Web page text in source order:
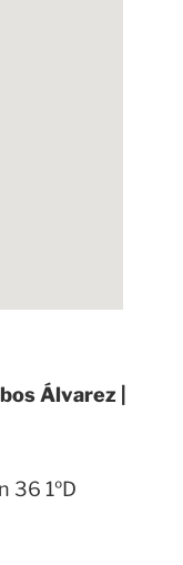
for google map
Álvarez |
36 1ºD